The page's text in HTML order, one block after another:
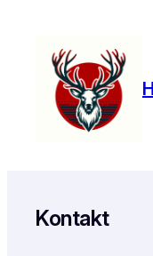
springen
Kontakt